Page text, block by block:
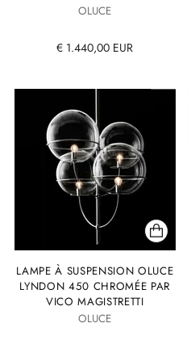
OLUCE
€ 1.440,00 EUR
LAMPE À SUSPENSION OLUCE
LYNDON 450 CHROMÉE PAR
VICO MAGISTRETTI
OLUCE